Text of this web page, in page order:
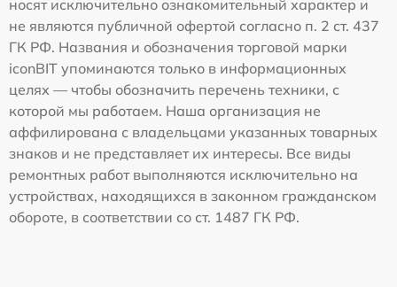
носят исключительно ознакомительный характер и
не являются публичной офертой согласно п. 2 ст. 437
ГК РФ. Названия и обозначения торговой марки
iconBIT упоминаются только в информационных
целях — чтобы обозначить перечень техники, с
которой мы работаем. Наша организация не
аффилирована с владельцами указанных товарных
знаков и не представляет их интересы. Все виды
ремонтных работ выполняются исключительно на
устройствах, находящихся в законном гражданском
обороте, в соответствии со ст. 1487 ГК РФ.